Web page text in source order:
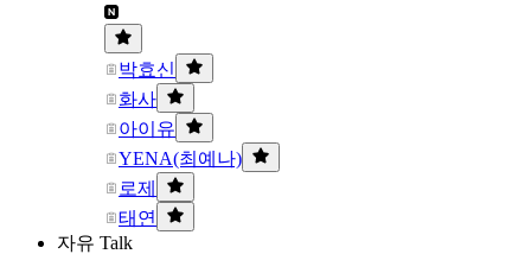
박효신
화사
아이유
YENA(최예나)
로제
태연
자유 Talk